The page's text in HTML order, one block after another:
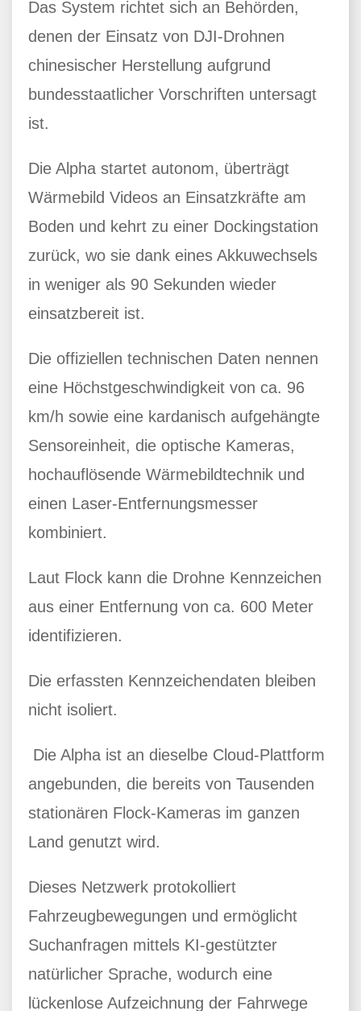
Das System richtet sich an Behörden,
denen der Einsatz von DJI-Drohnen
chinesischer Herstellung aufgrund
bundesstaatlicher Vorschriften untersagt
ist.
Die Alpha startet autonom, überträgt
Wärmebild Videos an Einsatzkräfte am
Boden und kehrt zu einer Dockingstation
zurück, wo sie dank eines Akkuwechsels
in weniger als 90 Sekunden wieder
einsatzbereit ist.
Die offiziellen technischen Daten nennen
eine Höchstgeschwindigkeit von ca. 96
km/h sowie eine kardanisch aufgehängte
Sensoreinheit, die optische Kameras,
hochauflösende Wärmebildtechnik und
einen Laser-Entfernungsmesser
kombiniert.
Laut Flock kann die Drohne Kennzeichen
aus einer Entfernung von ca. 600 Meter
identifizieren.
Die erfassten Kennzeichendaten bleiben
nicht isoliert.
Die Alpha ist an dieselbe Cloud-Plattform
angebunden, die bereits von Tausenden
stationären Flock-Kameras im ganzen
Land genutzt wird.
Dieses Netzwerk protokolliert
Fahrzeugbewegungen und ermöglicht
Suchanfragen mittels KI-gestützter
natürlicher Sprache, wodurch eine
lückenlose Aufzeichnung der Fahrwege